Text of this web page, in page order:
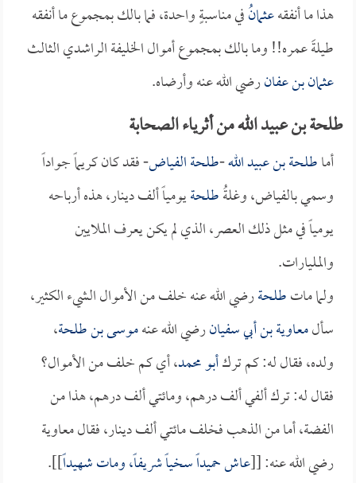
هذا ما أنفقهعثمانُ في مناسبةٍ واحدة، فما بالك بمجموع ما أنفقه
طيلةَ عمره!! وما بالك بمجموع أموال الخليفة الراشدي الثالث
عثمان بن عفانرضي الله عنه وأرضاه.
طلحة بن عبيد الله من أثرياء الصحابة
أماطلحة بن عبيد الله-طلحة الفياض- فقد كان كريماً جواداً
وسمي بالفياض، وغلةُطلحةيومياً ألف دينار، هذه أرباحه
يومياً في مثل ذلك العصر، الذي لم يكن يعرف الملايين
والمليارات.
ولما ماتطلحةرضي الله عنه خلف من الأموال الشيء الكثير،
سألمعاوية بن أبي سفيانرضي الله عنهموسى بن طلحة،
ولده، فقال له: كم تركأبو محمد، أي كم خلف من الأموال؟
فقال له: ترك ألفي ألف درهم، ومائتي ألف درهم، هذا من
الفضة، أما من الذهب فخلف مائتي ألف دينار، فقال معاوية
رضي الله عنه: [[عاش حميداً سخياً شريفاً، ومات شهيداً]].